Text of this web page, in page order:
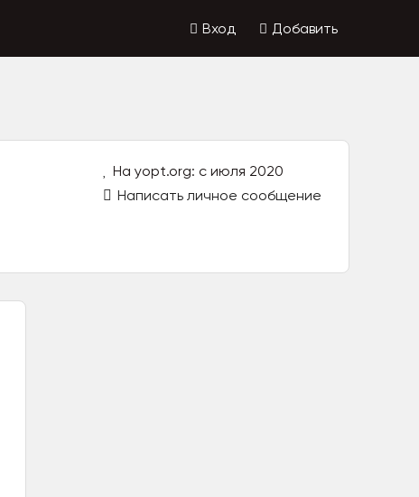
Вход Добавить
На yopt.org: с июля 2020
Написать личное сообщение